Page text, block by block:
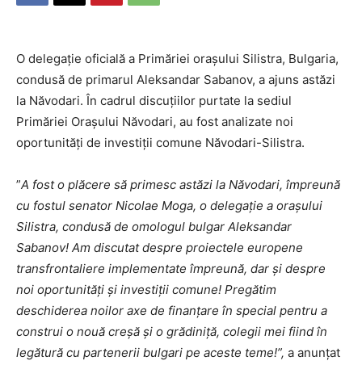
O delegație oficială a Primăriei orașului Silistra, Bulgaria,
condusă de primarul Aleksandar Sabanov, a ajuns astăzi
la Năvodari. În cadrul discuțiilor purtate la sediul
Primăriei Orașului Năvodari, au fost analizate noi
oportunități de investiții comune Năvodari-Silistra.
”A fost o plăcere să primesc astăzi la Năvodari, împreună
cu fostul senator Nicolae Moga, o delegație a orașului
Silistra, condusă de omologul bulgar Aleksandar
Sabanov! Am discutat despre proiectele europene
transfrontaliere implementate împreună, dar și despre
noi oportunități și investiții comune! Pregătim
deschiderea noilor axe de finanțare în special pentru a
construi o nouă creșă și o grădiniță, colegii mei fiind în
legătură cu partenerii bulgari pe aceste teme!”, a anunțat